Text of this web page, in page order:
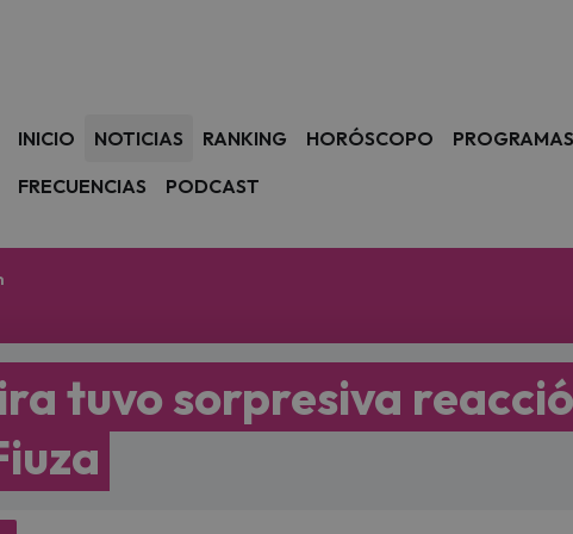
INICIO NOTICIAS RANKING HORÓSCOPO PROGRAMAS
FRECUENCIAS
PODCAST
tuvo sorpresiva